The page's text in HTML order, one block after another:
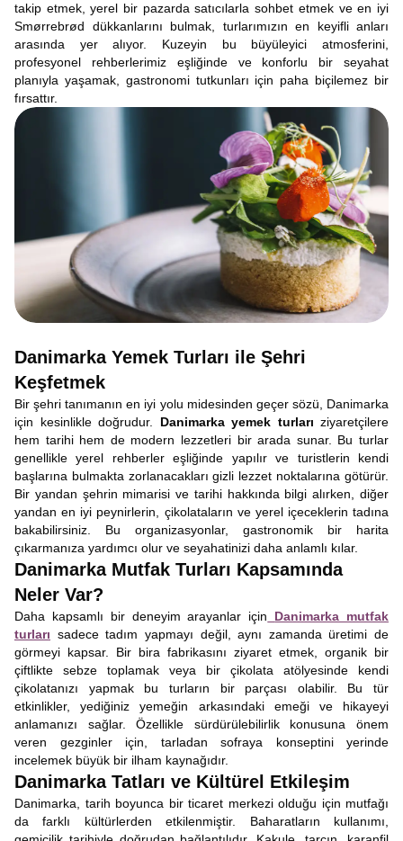
takip etmek, yerel bir pazarda satıcılarla sohbet etmek ve en iyi
Smørrebrød dükkanlarını bulmak, turlarımızın en keyifli anları
arasında yer alıyor. Kuzeyin bu büyüleyici atmosferini,
profesyonel rehberlerimiz eşliğinde ve konforlu bir seyahat
planıyla yaşamak, gastronomi tutkunları için paha biçilemez bir
fırsattır.
Danimarka Yemek Turları ile Şehri
Keşfetmek
Bir şehri tanımanın en iyi yolu midesinden geçer sözü, Danimarka
için kesinlikle doğrudur. Danimarka yemek turları ziyaretçilere
hem tarihi hem de modern lezzetleri bir arada sunar. Bu turlar
genellikle yerel rehberler eşliğinde yapılır ve turistlerin kendi
başlarına bulmakta zorlanacakları gizli lezzet noktalarına götürür.
Bir yandan şehrin mimarisi ve tarihi hakkında bilgi alırken, diğer
yandan en iyi peynirlerin, çikolataların ve yerel içeceklerin tadına
bakabilirsiniz. Bu organizasyonlar, gastronomik bir harita
çıkarmanıza yardımcı olur ve seyahatinizi daha anlamlı kılar.
Danimarka Mutfak Turları Kapsamında
Neler Var?
Daha kapsamlı bir deneyim arayanlar için
Danimarka mutfak
turları sadece tadım yapmayı değil, aynı zamanda üretimi de
görmeyi kapsar. Bir bira fabrikasını ziyaret etmek, organik bir
çiftlikte sebze toplamak veya bir çikolata atölyesinde kendi
çikolatanızı yapmak bu turların bir parçası olabilir. Bu tür
etkinlikler, yediğiniz yemeğin arkasındaki emeği ve hikayeyi
anlamanızı sağlar. Özellikle sürdürülebilirlik konusuna önem
veren gezginler için, tarladan sofraya konseptini yerinde
incelemek büyük bir ilham kaynağıdır.
Danimarka Tatları ve Kültürel Etkileşim
Danimarka, tarih boyunca bir ticaret merkezi olduğu için mutfağı
da farklı kültürlerden etkilenmiştir. Baharatların kullanımı,